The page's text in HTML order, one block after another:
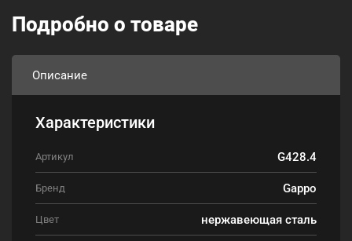
Подробно о товаре
Описание
Характеристики
Артикул G428.4
Бренд Gappo
Цвет нержавеющая сталь